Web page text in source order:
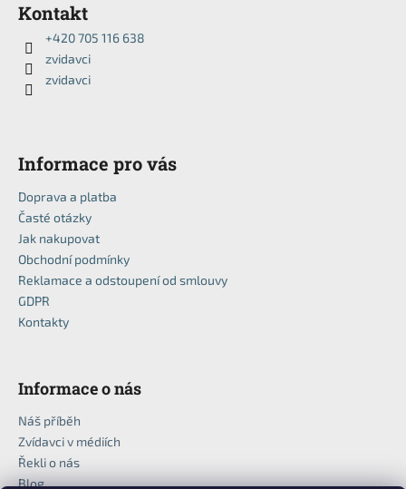
Kontakt
+420 705 116 638
zvidavci
zvidavci
Informace pro vás
Doprava a platba
Časté otázky
Jak nakupovat
Obchodní podmínky
Reklamace a odstoupení od smlouvy
GDPR
Kontakty
Informace o nás
Náš příběh
Zvídavci v médiích
Řekli o nás
Blog